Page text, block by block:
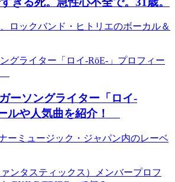
ロックバンド・ヒトリエのボーカル＆
ーソングライター「ロイ-
ルや人気曲を紹介！
ーミュージック・ジャパン内のレーベ